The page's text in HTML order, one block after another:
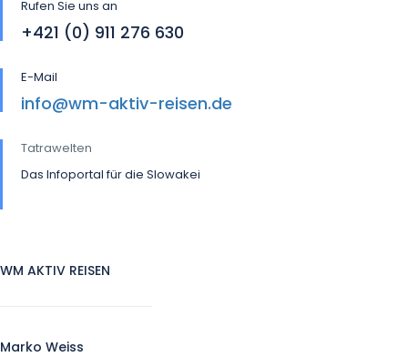
Rufen Sie uns an
+421 (0) 911 276 630
E-Mail
info@wm-aktiv-reisen.de
Tatrawelten
Das Infoportal für die Slowakei
WM AKTIV REISEN
Marko Weiss